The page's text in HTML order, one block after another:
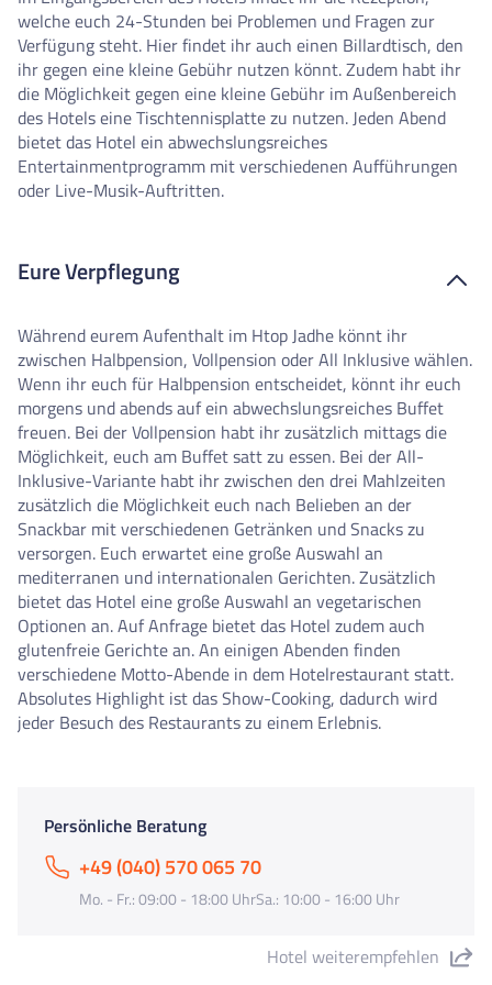
welche euch 24-Stunden bei Problemen und Fragen zur
Verfügung steht. Hier findet ihr auch einen Billardtisch, den
ihr gegen eine kleine Gebühr nutzen könnt. Zudem habt ihr
die Möglichkeit gegen eine kleine Gebühr im Außenbereich
des Hotels eine Tischtennisplatte zu nutzen. Jeden Abend
bietet das Hotel ein abwechslungsreiches
Entertainmentprogramm mit verschiedenen Aufführungen
oder Live-Musik-Auftritten.
Eure Verpflegung
Während eurem Aufenthalt im Htop Jadhe könnt ihr
zwischen Halbpension, Vollpension oder All Inklusive wählen.
Wenn ihr euch für Halbpension entscheidet, könnt ihr euch
morgens und abends auf ein abwechslungsreiches Buffet
freuen. Bei der Vollpension habt ihr zusätzlich mittags die
Möglichkeit, euch am Buffet satt zu essen. Bei der All-
Inklusive-Variante habt ihr zwischen den drei Mahlzeiten
zusätzlich die Möglichkeit euch nach Belieben an der
Snackbar mit verschiedenen Getränken und Snacks zu
versorgen. Euch erwartet eine große Auswahl an
mediterranen und internationalen Gerichten. Zusätzlich
bietet das Hotel eine große Auswahl an vegetarischen
Optionen an. Auf Anfrage bietet das Hotel zudem auch
glutenfreie Gerichte an. An einigen Abenden finden
verschiedene Motto-Abende in dem Hotelrestaurant statt.
Absolutes Highlight ist das Show-Cooking, dadurch wird
jeder Besuch des Restaurants zu einem Erlebnis.
Persönliche Beratung
+49 (040) 570 065 70
Mo. - Fr.: 09:00 - 18:00 UhrSa.: 10:00 - 16:00 Uhr
Hotel weiterempfehlen